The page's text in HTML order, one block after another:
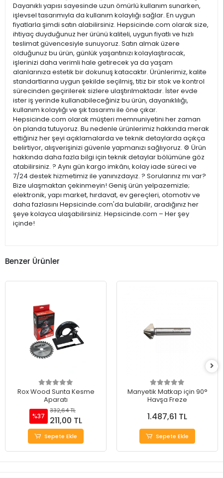
Dayanıklı yapısı sayesinde uzun ömürlü kullanım sunarken,
işlevsel tasarımıyla da kullanım kolaylığı sağlar. En uygun
fiyatlarla şimdi satın alabilirsiniz. Hepsicinde.com olarak size,
ihtiyaç duyduğunuz her ürünü kaliteli, uygun fiyatlı ve hızlı
teslimat güvencesiyle sunuyoruz. Satın almak üzere
olduğunuz bu ürün, günlük yaşantınızı kolaylaştıracak,
işlerinizi daha verimli hale getirecek ya da yaşam
alanlarınıza estetik bir dokunuş katacaktır. Ürünlerimiz, kalite
standartlarına uygun şekilde seçilmiş, titiz bir stok ve kontrol
sürecinden geçirilerek sizlere ulaştırılmaktadır. İster evde
ister iş yerinde kullanabileceğiniz bu ürün, dayanıklılığı,
kullanım kolaylığı ve şık tasarımı ile öne çıkar.
Hepsicinde.com olarak müşteri memnuniyetini her zaman
ön planda tutuyoruz. Bu nedenle ürünlerimiz hakkında merak
ettiğiniz her şeyi açıklamalarda ve teknik detaylarda açıkça
belirtiyor, alışverişinizi güvenle yapmanızı sağlıyoruz. ⚙️ Ürün
hakkında daha fazla bilgi için teknik detaylar bölümüne göz
atabilirsiniz. ? Aynı gün kargo imkânı, kolay iade süreci ve
7/24 destek hizmetimiz ile yanınızdayız. ? Sorularınız mı var?
Bize ulaşmaktan çekinmeyin! Geniş ürün yelpazemizle;
elektronik, yapı market, hırdavat, ev gereçleri, otomotiv ve
daha fazlasını Hepsicinde.com'da bulabilir, aradığınız her
şeye kolayca ulaşabilirsiniz. Hepsicinde.com – Her şey
içinde!
Benzer Ürünler
Rox Wood Sunta Kesme
Aparatı
%37
332,64 TL
211,00 TL
Sepete Ekle
Manyetik Matkap için 90°
Havşa Freze
1.487,61 TL
Sepete Ekle